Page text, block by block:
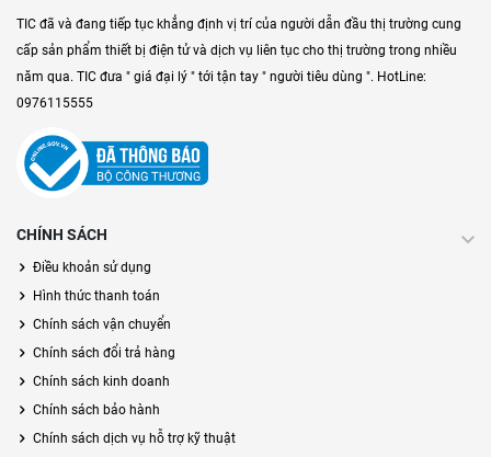
TIC đã và đang tiếp tục khẳng định vị trí của người dẫn đầu thị trường cung
cấp sản phẩm thiết bị điện tử và dịch vụ liên tục cho thị trường trong nhiều
năm qua. TIC đưa " giá đại lý " tới tận tay " người tiêu dùng ". HotLine:
0976115555
CHÍNH SÁCH
Điều khoản sử dụng
Hình thức thanh toán
Chính sách vận chuyển
Chính sách đổi trả hàng
Chính sách kinh doanh
Chính sách bảo hành
Chính sách dịch vụ hỗ trợ kỹ thuật